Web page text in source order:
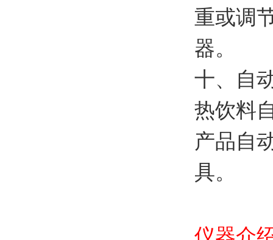
重或调
器。
十、自
热饮料
产品自
具。